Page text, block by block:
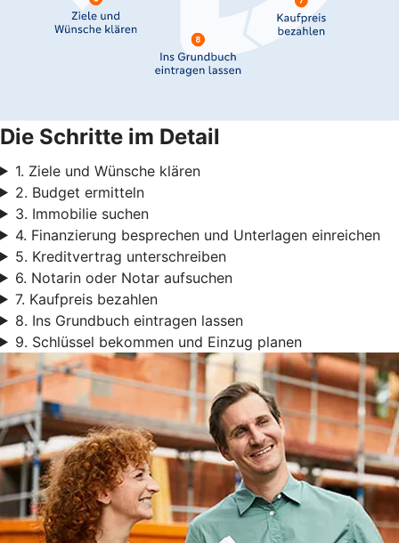
Die Schritte im Detail
1. Ziele und Wünsche klären
2. Budget ermitteln
3. Immobilie suchen
4. Finanzierung besprechen und Unterlagen einreichen
5. Kreditvertrag unterschreiben
6. Notarin oder Notar aufsuchen
7. Kaufpreis bezahlen
8. Ins Grundbuch eintragen lassen
9. Schlüssel bekommen und Einzug planen